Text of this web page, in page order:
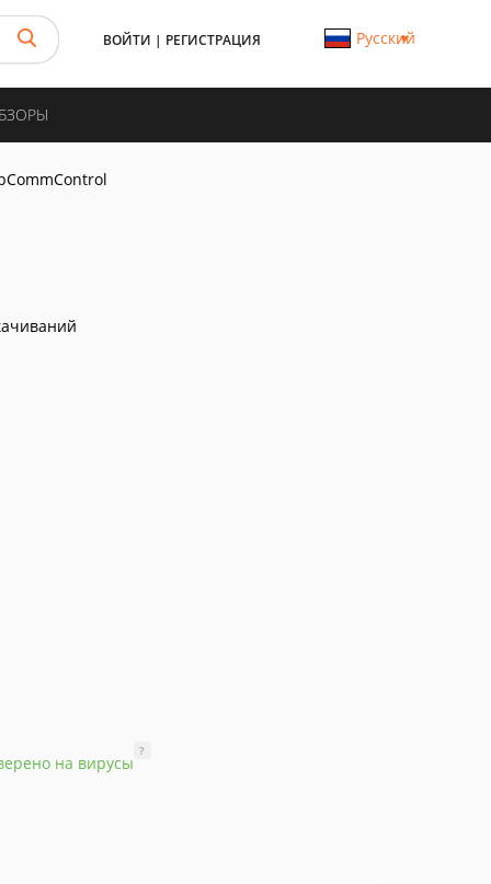
ВОЙТИ | РЕГИСТРАЦИЯ Русский
на вирусы
?